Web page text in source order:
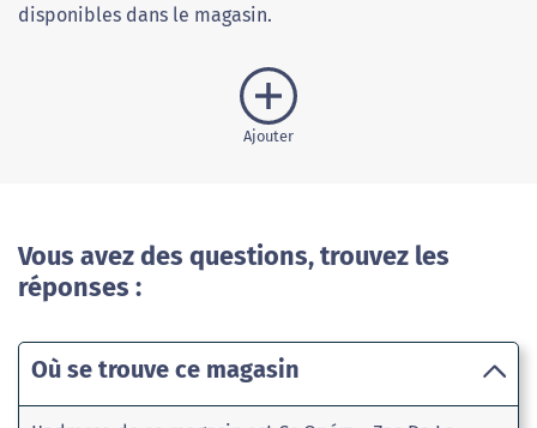
disponibles dans le magasin.
Ajouter
Vous avez des questions, trouvez les
réponses :
Où se trouve ce magasin